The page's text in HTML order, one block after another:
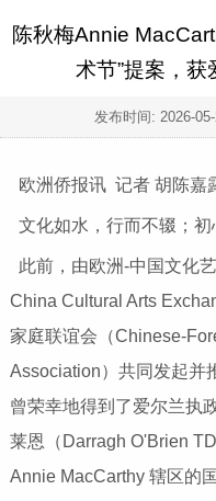
陈秋梅Annie
术节”提案，
发布时间: 2026-
欧洲侨报讯 记者 胡陈嘉
文化如水，行而不辍；初
此前，由欧洲-中国文化
China Cultural Arts
家庭联谊会（Chinese-
Association）共同发起并
曾荣幸地得到了爱尔兰执
莱恩（Darragh O'Brien
Annie MacCarthy 辖区的